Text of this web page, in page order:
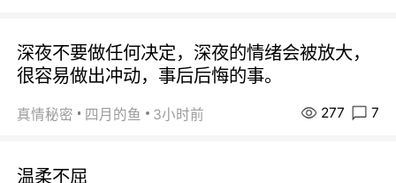
深夜不要做任何决定，深夜的情绪会被放大，
很容易做出冲动，事后后悔的事。
真情秘密 四月的鱼 3小时前 277 7
温柔不屈